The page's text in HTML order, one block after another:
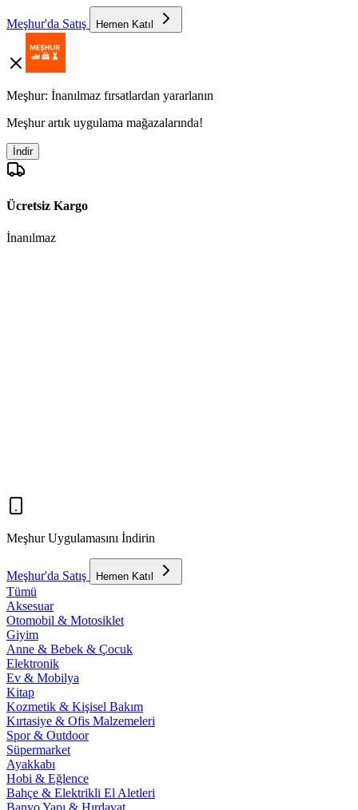
Meşhur'da Satış Hemen Katıl
Meşhur: İnanılmaz fırsatlardan yararlanın
Meşhur artık uygulama mağazalarında!
İndir
Ücretsiz Kargo
İnanılmaz
Meşhur Uygulamasını İndirin
Meşhur'da Satış Hemen Katıl
Tümü
Aksesuar
Otomobil & Motosiklet
Giyim
Anne & Bebek & Çocuk
Elektronik
Ev & Mobilya
Kitap
Kozmetik & Kişisel Bakım
Kırtasiye & Ofis Malzemeleri
Spor & Outdoor
Süpermarket
Ayakkabı
Hobi & Eğlence
Bahçe & Elektrikli El Aletleri
Banyo Yapı & Hırdavat